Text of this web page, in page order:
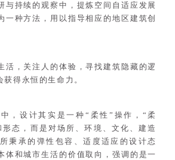
与持续的观察中，提炼空间自适应发展
一种方法，用以指导相应的地区建 筑创
活，关注人的体验，寻找建筑隐藏 的逻
得永恒的生命力。
，设计其实是一种“柔性”操作，“柔
态，而是对场所、环境、文化、建造
秉承的弹性包容、适度适应的设计态
体和城市生活的价值取向，强调的是一